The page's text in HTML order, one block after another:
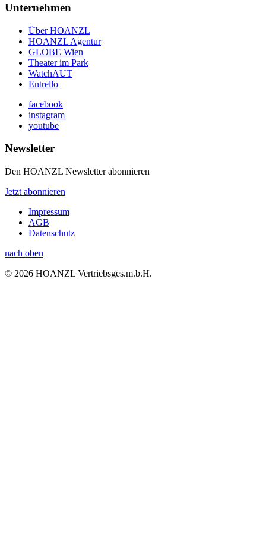
Unternehmen
Über HOANZL
HOANZL Agentur
GLOBE Wien
Theater im Park
WatchAUT
Entrello
facebook
instagram
youtube
Newsletter
Den HOANZL Newsletter abonnieren
Jetzt abonnieren
Impressum
AGB
Datenschutz
nach oben
© 2026 HOANZL Vertriebsges.m.b.H.